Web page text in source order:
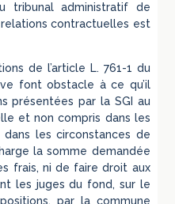
tribunal administratif de
contractuelles est
de l’article L. 761-1 du
font obstacle à ce qu’il
présentées par la SGI au
et non compris dans les
dans les circonstances de
la somme demandée
frais, ni de faire droit aux
les juges du fond, sur le
par la commune